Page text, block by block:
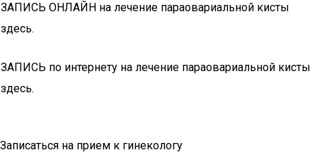
ЗАПИСЬ ОНЛАЙН на лечение параовариальной кисты
здесь.
ЗАПИСЬ по интернету на лечение параовариальной кисты
здесь.
Записаться на прием к гинекологу